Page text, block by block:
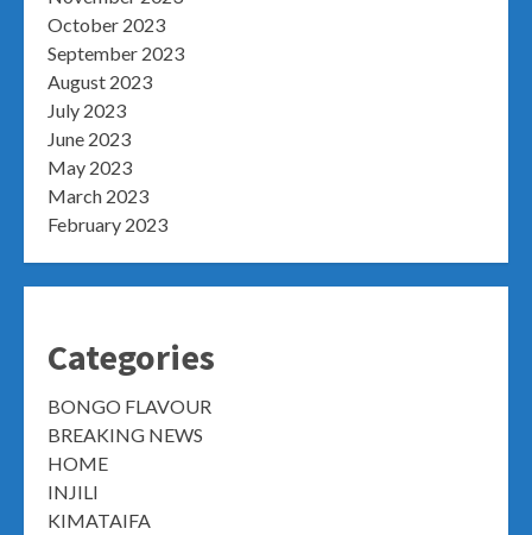
October 2023
September 2023
August 2023
July 2023
June 2023
May 2023
March 2023
February 2023
Categories
BONGO FLAVOUR
BREAKING NEWS
HOME
INJILI
KIMATAIFA